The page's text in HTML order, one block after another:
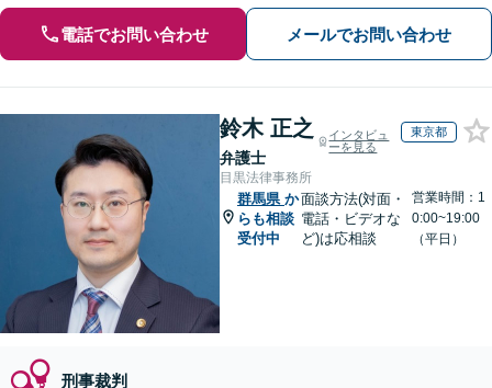
電話でお問い合わせ メールでお問い合わせ
鈴木 正之
弁護士
インタビュ
ーを見る
東京都
目黒法律事務所
群馬県 か
らも相談
受付中
面談方法(対面・
電話・ビデオな
ど)は応相談
営業時間：1
0:00~19:00
（平日）
刑事裁判